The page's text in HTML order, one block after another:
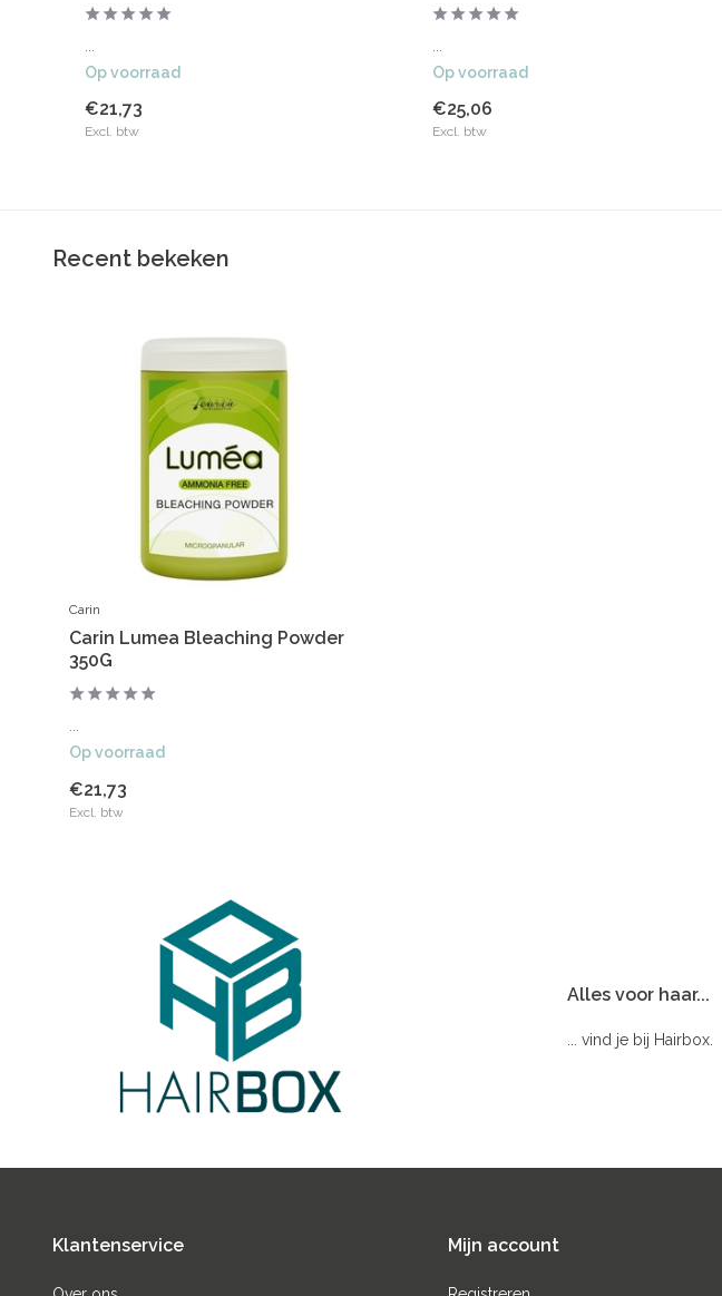
Op voorraad
€21,73
Excl. btw
Op voorraad
€25,06
Excl. btw
Recent bekeken
Carin
Carin Lumea Bleaching Powder
350G
...
Op voorraad
€21,73
Excl. btw
Alles voor haar...
... vind je bij Hairbox.
Klantenservice Mijn account